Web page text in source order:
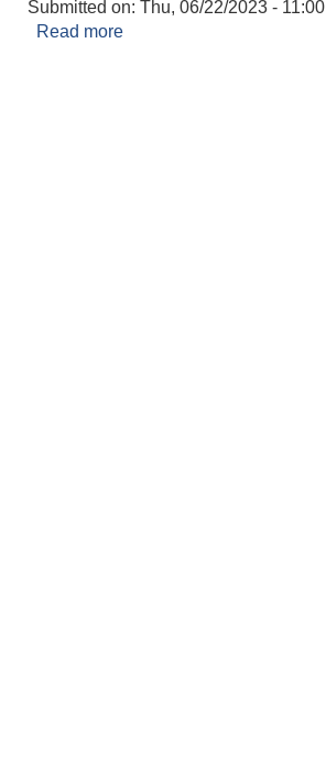
Submitted on: Thu, 06/22/2023 - 11:00
Read more